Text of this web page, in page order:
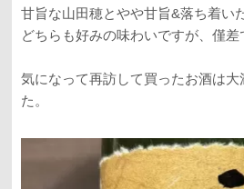
甘旨な山田穂とやや甘旨&落ち着い
どちらも好みの味わいですが、僅差
気になって再訪して買ったお酒は大
た。